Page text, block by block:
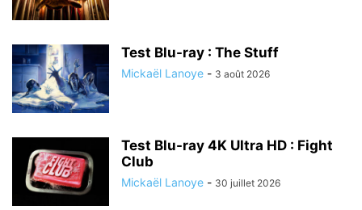
Test Blu-ray : The Stuff
Mickaël Lanoye - 3 août 2026
Test Blu-ray 4K Ultra HD : Fight
Club
Mickaël Lanoye - 30 juillet 2026